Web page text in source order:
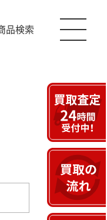
品検索